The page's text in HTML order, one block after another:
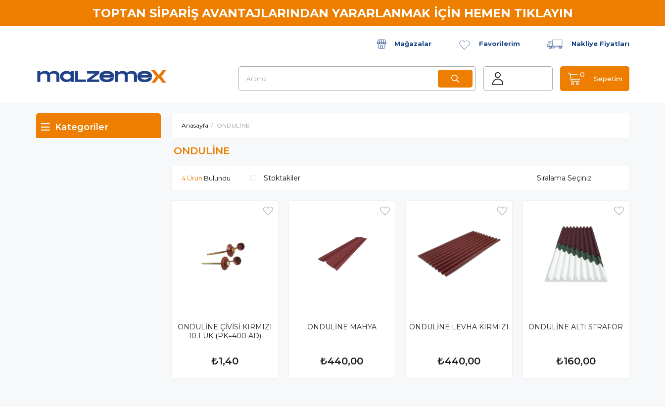
TOPTAN SİPARİŞ AVANTAJLARINDAN YARARLANMAK İÇİN HEMEN TIKLAYIN
Mağazalar Favorilerim Nakliye Fiyatları
Sepetim
0
Kategoriler Anasayfa ONDULİNE
ONDULİNE
Stoktakiler
4 Ürün
ONDULİNE ÇİVİSİ KIRMIZI
10 LUK (PK=400 AD)
₺1,40
ONDULİNE MAHYA
₺440,00
ONDULİNE LEVHA KIRMIZI
₺440,00
ONDULİNE ALTI STRAFOR
₺160,00